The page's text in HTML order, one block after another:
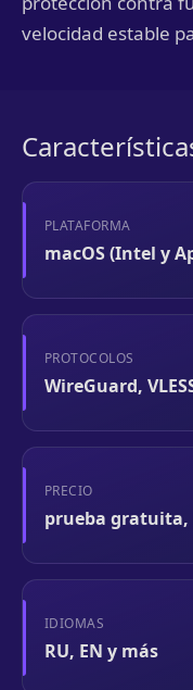
velocidad estable
PLATAFORMA
macOS (Intel y
PROTOCOLOS
WireGuard,
PRECIO
prueba gratuita,
IDIOMAS
RU, EN y más